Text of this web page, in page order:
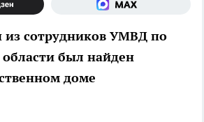
из сотрудников УМВД по
был найден
доме